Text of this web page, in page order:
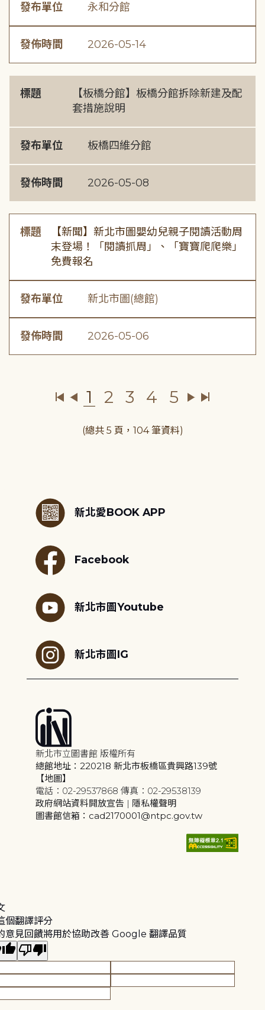
發布單位 永和分館
發佈時間 2026-05-14
標題
【板橋分館】板橋分館拆除新建及配
套措施說明
發布單位 板橋四維分館
發佈時間 2026-05-08
標題
【新聞】新北市圖嬰幼兒親子閱讀活動周
末登場！「閱讀抓周」、「寶寶爬爬樂」
免費報名
發布單位 新北市圖(總館)
發佈時間 2026-05-06
1 2 3 4 5
(總共 5 頁，104 筆資料)
新北愛BOOK APP
Facebook
新北市圖Youtube
新北市圖IG
新北市立圖書館 版權所有
總館地址：220218 新北市板橋區貴興路139號
【地圖】
電話：02-29537868 傳真：02-29538139
政府網站資料開放宣告 | 隱私權聲明
圖書館信箱：cad2170001@ntpc.gov.tw
個翻譯評分
意見回饋將用於協助改善 Google 翻譯品質